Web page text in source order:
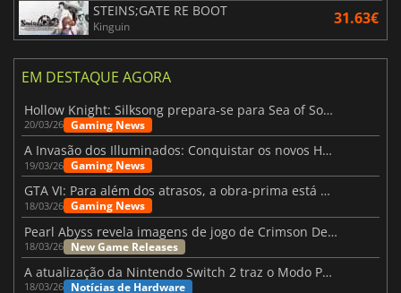
STEINS;GATE RE BOOT
Kinguin 31.63€
EM DESTAQUE AGORA
Hollow Knight: Silksong prepara-se para Sea of Sorrow com um patch
20/03/26 Gaming News
A Invasão dos Illuminados: Conquistar os novos Helldivers 2 Atualização!
19/03/26 Gaming News
GTA VI: Para além dos atrasos, a obra-prima está quase a chegar
18/03/26 Gaming News
Pearl Abyss revela imagens de jogo de Crimson Desert para a PS5
18/03/26 New Game Releases
A atualização da Nintendo Switch 2 traz o Modo Portátil aos jogos mais antigos da Switch
18/03/26 Notícias de Hardware